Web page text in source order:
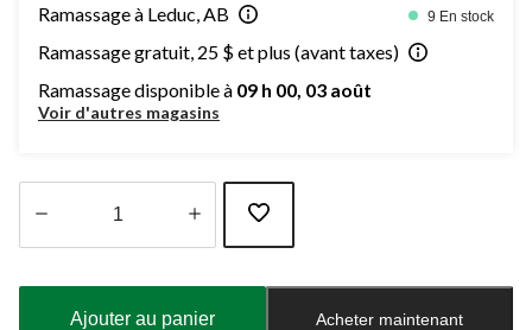
Ramassage à Leduc, AB 9 En stock
Ramassage gratuit, 25 $ et plus (avant taxes)
Ramassage disponible à 09 h 00, 03 août
Voir d'autres magasins
Ajouter au panier Acheter maintenant